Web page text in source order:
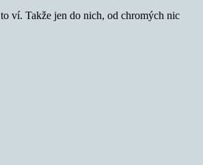
ví. Takže jen do nich, od chromých nic